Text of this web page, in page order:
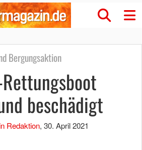
Bergungsaktion
beschädigt
Redaktion, 30. April 2021